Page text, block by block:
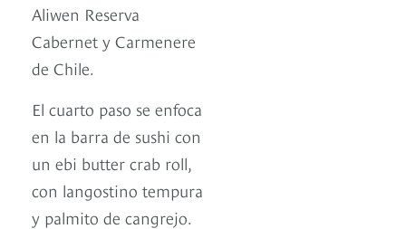
Aliwen Reserva
Cabernet y Carmenere
de Chile.
El cuarto paso se enfoca
en la barra de sushi con
un ebi butter crab roll,
con langostino tempura
y palmito de cangrejo.